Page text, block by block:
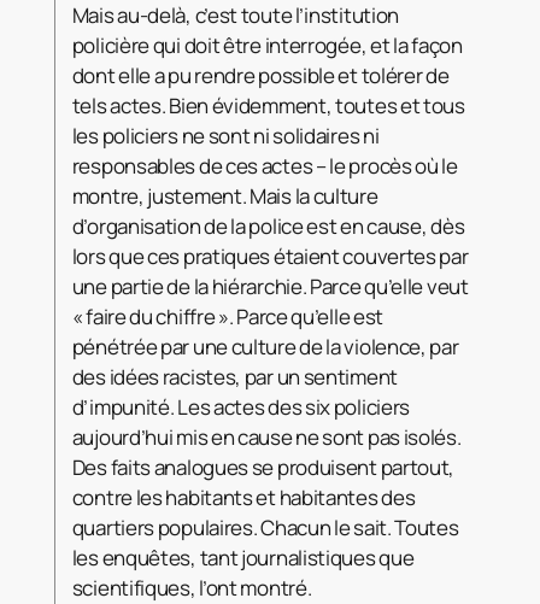
Mais au-delà, c’est toute l’institution
policière qui doit être interrogée, et la façon
dont elle a pu rendre possible et tolérer de
tels actes. Bien évidemment, toutes et tous
les policiers ne sont ni solidaires ni
responsables de ces actes – le procès où le
montre, justement. Mais la culture
d’organisation de la police est en cause, dès
lors que ces pratiques étaient couvertes par
une partie de la hiérarchie. Parce qu’elle veut
« faire du chiffre ». Parce qu’elle est
pénétrée par une culture de la violence, par
des idées racistes, par un sentiment
d’impunité. Les actes des six policiers
aujourd’hui mis en cause ne sont pas isolés.
Des faits analogues se produisent partout,
contre les habitants et habitantes des
quartiers populaires. Chacun le sait. Toutes
les enquêtes, tant journalistiques que
scientifiques, l’ont montré.